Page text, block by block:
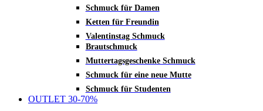
Schmuck für Damen
Ketten für Freundin
Valentinstag Schmuck
Brautschmuck
Muttertagsgeschenke Schmuck
Schmuck für eine neue Mutte
Schmuck für Studenten
OUTLET 30-70%